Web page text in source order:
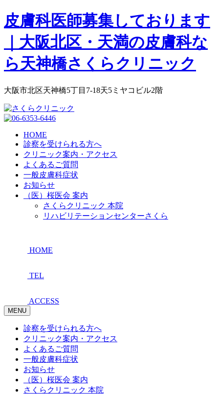
皮膚科医師募集しております
｜大阪北区・天満の皮膚科な
ら天神橋さくらクリニック
大阪市北区天神橋5丁目7-18天5ミヤコビル2階
HOME
診察を受けられる方へ
クリニック案内・アクセス
よくあるご質問
一般皮膚科症状
お知らせ
（医）桜医会 案内
さくらクリニック 本院
リハビリテーションセンターさくら
HOME
TEL
ACCESS
MENU
診察を受けられる方へ
クリニック案内・アクセス
よくあるご質問
一般皮膚科症状
お知らせ
（医）桜医会 案内
さくらクリニック 本院